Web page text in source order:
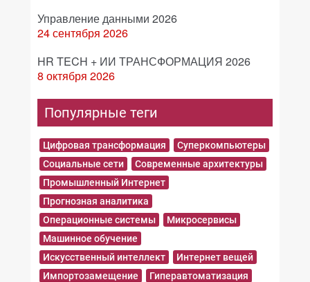
Управление данными 2026
24 сентября 2026
HR TECH + ИИ ТРАНСФОРМАЦИЯ 2026
8 октября 2026
Популярные теги
Цифровая трансформация
Суперкомпьютеры
Социальные сети
Современные архитектуры
Промышленный Интернет
Прогнозная аналитика
Операционные системы
Микросервисы
Машинное обучение
Искусственный интеллект
Интернет вещей
Импортозамещение
Гиперавтоматизация